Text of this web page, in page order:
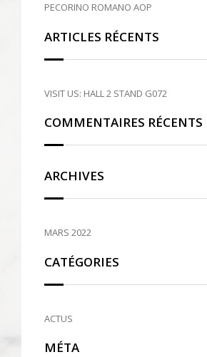
PECORINO ROMANO AOP
ARTICLES RÉCENTS
VISIT US: HALL 2 STAND G072
COMMENTAIRES RÉCENTS
ARCHIVES
MARS 2022
CATÉGORIES
ACTUS
MÉTA